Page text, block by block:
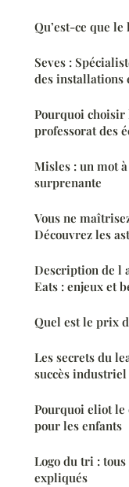
Qu’est-ce que
Seves :
des installations
Pourquoi choisir
professorat des
Misles : un mot
surprenante
Vous ne
Découvrez les
Description de l
Eats : enjeux et
Quel est le prix
Les secrets du
succès industriel
Pourquoi eliot
pour les enfants
Logo du tri :
expliqués